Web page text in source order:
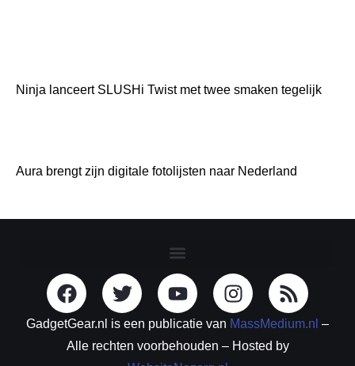
Ninja lanceert SLUSHi Twist met twee smaken tegelijk
Aura brengt zijn digitale fotolijsten naar Nederland
GadgetGear.nl is een publicatie van MassMedium.nl –
Alle rechten voorbehouden – Hosted by